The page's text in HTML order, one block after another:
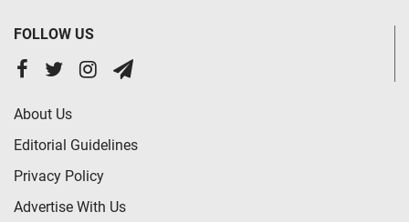
FOLLOW US
About Us
Editorial Guidelines
Privacy Policy
Advertise With Us